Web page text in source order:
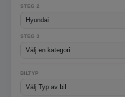
STEG 2
STEG 3
BILTYP